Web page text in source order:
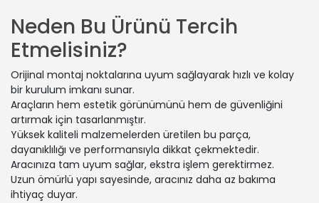
Neden Bu Ürünü Tercih
Etmelisiniz?
Orijinal montaj noktalarına uyum sağlayarak hızlı ve kolay
bir kurulum imkanı sunar.
Araçların hem estetik görünümünü hem de güvenliğini
artırmak için tasarlanmıştır.
Yüksek kaliteli malzemelerden üretilen bu parça,
dayanıklılığı ve performansıyla dikkat çekmektedir.
Aracınıza tam uyum sağlar, ekstra işlem gerektirmez.
Uzun ömürlü yapı sayesinde, aracınız daha az bakıma
ihtiyaç duyar.